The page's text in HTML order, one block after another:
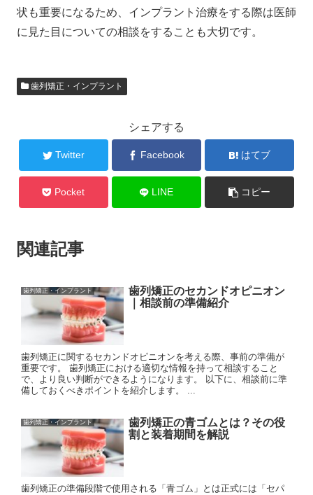
状も重要になるため、インプラント治療をする際は医師
に見た目についての相談をすることも大切です。
歯列矯正・インプラント
シェアする
Twitter Facebook はてブ
Pocket LINE コピー
関連記事
歯列矯正・インプラント
歯列矯正のセカンドオピニオン
｜相談前の準備紹介
歯列矯正に関するセカンドオピニオンを考える際、事前の準備が
重要です。 歯列矯正における適切な情報を持って相談すること
で、より良い判断ができるようになります。 以下に、相談前に準
備しておくべきポイントを紹介します。 ...
歯列矯正・インプラント
歯列矯正の青ゴムとは？その役
割と装着期間を解説
歯列矯正の準備段階で使用される「青ゴム」とは正式には「セパ